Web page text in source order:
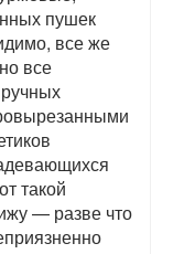
пушек
все же
все
такой
— разве что